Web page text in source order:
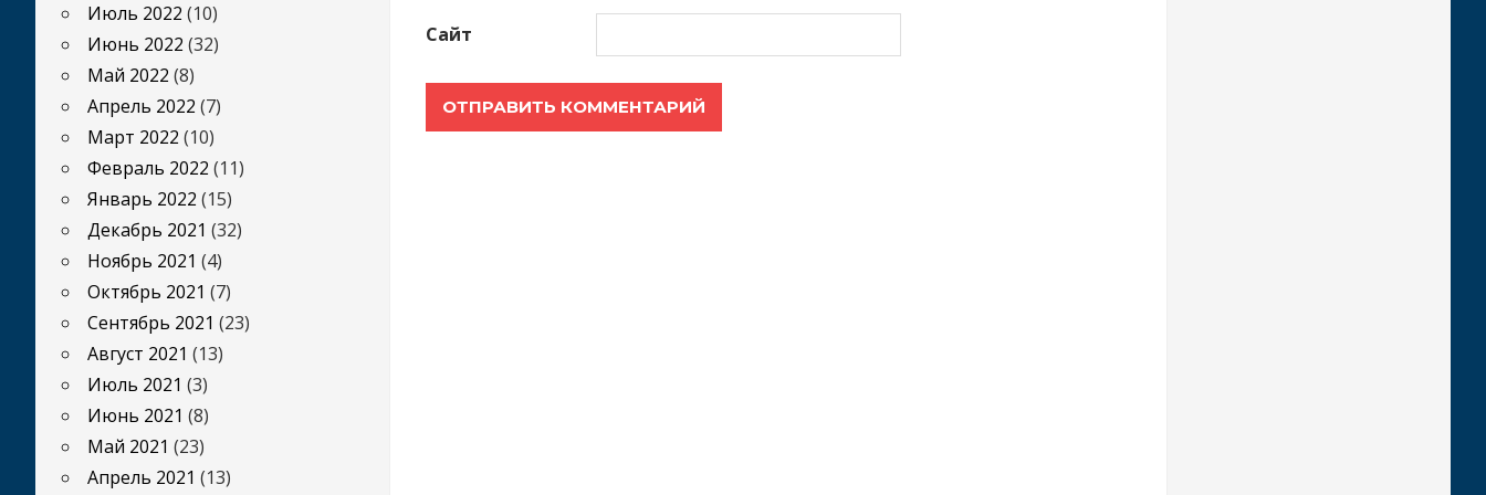
Сайт
Июль 2022 (10)
Июнь 2022 (32)
Май 2022 (8)
Апрель 2022 (7)
Март 2022 (10)
Февраль 2022 (11)
Январь 2022 (15)
Декабрь 2021 (32)
Ноябрь 2021 (4)
Октябрь 2021 (7)
Сентябрь 2021 (23)
Август 2021 (13)
Июль 2021 (3)
Июнь 2021 (8)
Май 2021 (23)
Апрель 2021 (13)